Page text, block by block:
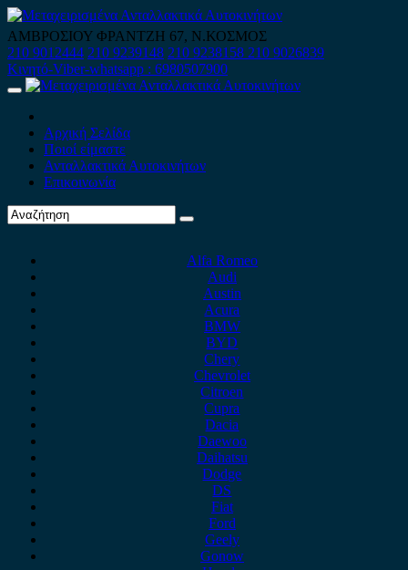
Skip
to
content
ΑΜΒΡΟΣΙΟΥ ΦΡΑΝΤΖΗ 67, Ν.ΚΟΣΜΟΣ
210 9012444 210 9239148 210 9238158 210 9026839
Κινητό-Viber-whatsapp : 6980507900
Primary
Αρχική Σελίδα
Ποιοί είμαστε
Ανταλλακτικά Αυτοκινήτων
Επικοινωνία
Alfa Romeo
Audi
Austin
Acura
BMW
BYD
Chery
Chevrolet
Citroen
Cupra
Dacia
Daewoo
Daihatsu
Dodge
DS
Fiat
Ford
Geely
Gonow